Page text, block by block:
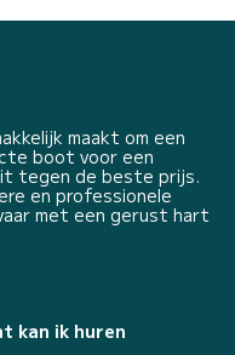
maakt om een
boot voor een
tegen de beste prijs.
en professionele
met een gerust hart
kan ik huren